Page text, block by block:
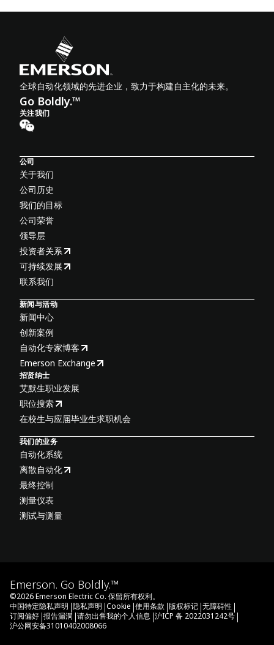
全球自动化领域的先进企业，致力于构建自主化的未来。
Go Boldly.™
关注我们
公司
关于我们
公司历史
我们的目标
公司荣誉
领导层
投资者关系
可持续发展
联系我们
新闻与活动
新闻中心
创新案例
自动化专家博客
Emerson Exchange
招贤纳士
艾默生职业发展
职位搜索
在校生与应届毕业生求职机会
我们的业务
自动化系统
离散自动化
最终控制
测量仪表
测试与测量
Emerson. Go Boldly.™
©2026Emerson Electric Co. 保留所有权利。
中国特定隐私声明 |隐私声明 |Cookie |使用条款 |版权标记 |无障碍性 |
订阅偏好 |报告漏洞 |请勿出售我的个人信息 |沪ICP 备 2022031242号 |
沪公网安备31010402008066